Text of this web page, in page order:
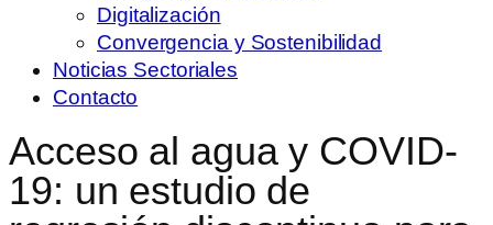
Digitalización
Convergencia y Sostenibilidad
Noticias Sectoriales
Contacto
Acceso al agua y COVID-
19: un estudio de